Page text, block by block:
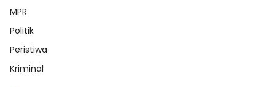
MPR
Politik
Peristiwa
Kriminal